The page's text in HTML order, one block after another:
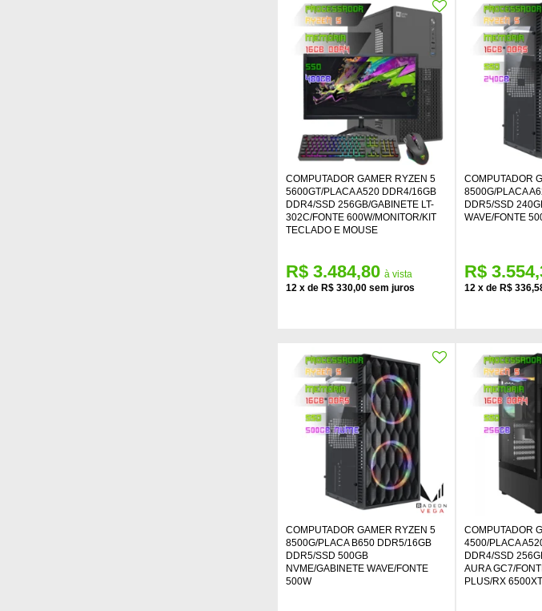
COMPUTADOR GAMER RYZEN 5
5600GT/PLACA A520 DDR4/16GB
DDR4/SSD 256GB/GABINETE LT-
302C/FONTE 600W/MONITOR/KIT
TECLADO E MOUSE
12 x de R$ 330,00
R$ 3.484,80
COMPUTADOR
8500G/PLACA
DDR5/SSD
WAVE/FONTE
12 x de R$
R$
COMPUTADOR GAMER RYZEN 5
8500G/PLACA B650 DDR5/16GB
DDR5/SSD 500GB
NVME/GABINETE WAVE/FONTE
500W
COMPUTADOR
4500/PLACA
DDR4/SSD
AURA GC7/
PLUS/RX 6500XT